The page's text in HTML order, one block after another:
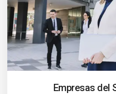
Empresas del